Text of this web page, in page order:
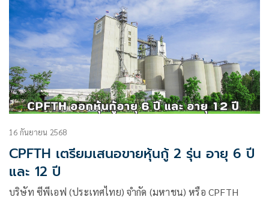
16 กันยายน 2568
CPFTH เตรียมเสนอขายหุ้นกู้ 2 รุ่น อายุ 6 ปี
และ 12 ปี
บริษัท ซีพีเอฟ (ประเทศไทย) จำกัด (มหาชน) หรือ CPFTH